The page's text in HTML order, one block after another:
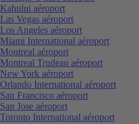
Kahului aéroport
Las Vegas aéroport
Los Angeles aéroport
Miami International aéroport
Montreal aéroport
Montreal Trudeau aéroport
New York aéroport
Orlando International aéroport
San Francisco aéroport
San Jose aéroport
Toronto International aéroport